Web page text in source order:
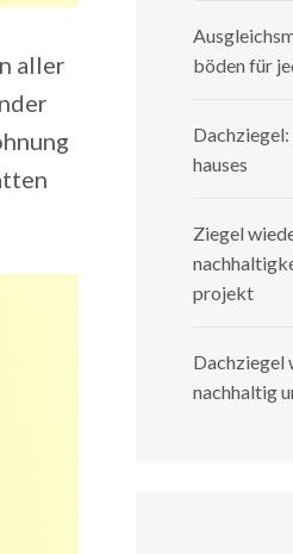
aller
böden für
hauses
Ziegel
projekt
Dachziegel
nachhaltig